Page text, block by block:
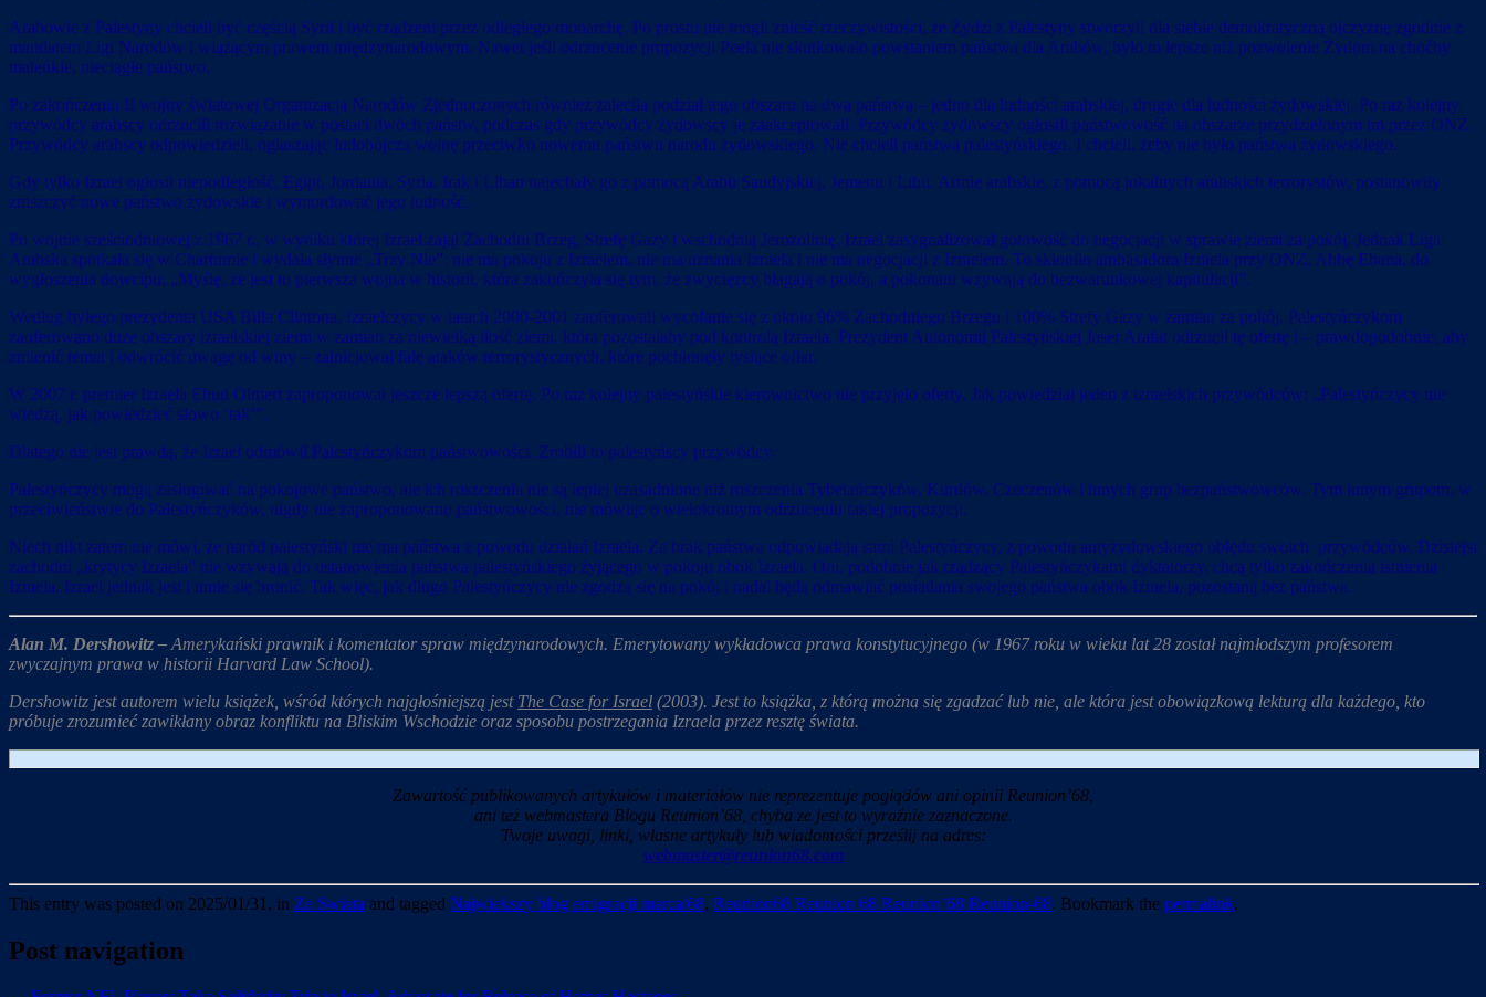
Arabowie z Palestyny chcieli być częścią Syrii i być rządzeni przez odległego monarchę. Po prostu nie mogli znieść rzeczywistości, że Żydzi z Palestyny stworzyli dla siebie demokratyczną ojczyznę zgodnie z
mandatem Ligi Narodów i wiążącym prawem międzynarodowym. Nawet jeśli odrzucenie propozycji Peela nie skutkowało powstaniem państwa dla Arabów, było to lepsze niż pozwolenie Żydom na choćby
maleńkie, nieciągłe państwo.
Po zakończeniu II wojny światowej Organizacja Narodów Zjednoczonych również zaleciła podział tego obszaru na dwa państwa – jedno dla ludności arabskiej, drugie dla ludności żydowskiej. Po raz kolejny
przywódcy arabscy odrzucili rozwiązanie w postaci dwóch państw, podczas gdy przywódcy żydowscy je zaakceptowali. Przywódcy żydowscy ogłosili państwowość na obszarze przydzielonym im przez ONZ.
Przywódcy arabscy odpowiedzieli, ogłaszając ludobójczą wojnę przeciwko nowemu państwu narodu żydowskiego. Nie chcieli państwa palestyńskiego. I chcieli, żeby nie było państwa żydowskiego.
Gdy tylko Izrael ogłosił niepodległość, Egipt, Jordania, Syria, Irak i Liban najechały go z pomocą Arabii Saudyjskiej, Jemenu i Libii. Armie arabskie, z pomocą lokalnych arabskich terrorystów, postanowiły
zniszczyć nowe państwo żydowskie i wymordować jego ludność.
Po wojnie sześciodniowej z 1967 r., w wyniku której Izrael zajął Zachodni Brzeg, Strefę Gazy i wschodnią Jerozolimę, Izrael zasygnalizował gotowość do negocjacji w sprawie ziemi za pokój. Jednak Liga
Arabska spotkała się w Chartumie i wydała słynne „Trzy Nie”: nie ma pokoju z Izraelem, nie ma uznania Izraela i nie ma negocjacji z Izraelem. To skłoniło ambasadora Izraela przy ONZ, Abbę Ebana, do
wygłoszenia dowcipu: „Myślę, że jest to pierwsza wojna w historii, która zakończyła się tym, że zwycięzcy błagają o pokój, a pokonani wzywają do bezwarunkowej kapitulacji”.
Według byłego prezydenta USA Billa Clintona, Izraelczycy w latach 2000-2001 zaoferowali wycofanie się z około 96% Zachodniego Brzegu i 100% Strefy Gazy w zamian za pokój. Palestyńczykom
zaoferowano duże obszary izraelskiej ziemi w zamian za niewielką ilość ziemi, która pozostałaby pod kontrolą Izraela. Prezydent Autonomii Palestyńskiej Jaser Arafat odrzucił tę ofertę i – prawdopodobnie, aby
zmienić temat i odwrócić uwagę od winy – zainicjował falę ataków terrorystycznych, które pochłonęły tysiące ofiar.
W 2007 r. premier Izraela Ehud Olmert zaproponował jeszcze lepszą ofertę. Po raz kolejny palestyńskie kierownictwo nie przyjęło oferty. Jak powiedział jeden z izraelskich przywódców: „Palestyńczycy nie
wiedzą, jak powiedzieć słowo ‘tak’”.
Dlatego nie jest prawdą, że Izrael odmówił Palestyńczykom państwowości. Zrobili to palestyńscy przywódcy.
Palestyńczycy mogą zasługiwać na pokojowe państwo, ale ich roszczenia nie są lepiej uzasadnione niż roszczenia Tybetańczyków, Kurdów, Czeczenów i innych grup bezpaństwowców. Tym innym grupom, w
przeciwieństwie do Palestyńczyków, nigdy nie zaproponowano państwowości, nie mówiąc o wielokrotnym odrzuceniu takiej propozycji.
Niech nikt zatem nie mówi, że naród palestyński nie ma państwa z powodu działań Izraela. Za brak państwa odpowiadają sami Palestyńczycy, z powodu antyżydowskiego obłędu swoich przywódców. Dzisiejsi
zachodni „krytycy Izraela” nie wzywają do ustanowienia państwa palestyńskiego żyjącego w pokoju obok Izraela. Oni, podobnie jak rządzący Palestyńczykami dyktatorzy, chcą tylko zakończenia istnienia
Izraela. Izrael jednak jest i umie się bronić. Tak więc, jak długo Palestyńczycy nie zgodzą się na pokój i nadal będą odmawiać posiadania swojego państwa obok Izraela, pozostaną bez państwa.
Alan M. Dershowitz – Amerykański prawnik i komentator spraw międzynarodowych. Emerytowany wykładowca prawa konstytucyjnego (w 1967 roku w wieku lat 28 został najmłodszym profesorem
zwyczajnym prawa w historii Harvard Law School).
Dershowitz jest autorem wielu książek, wśród których najgłośniejszą jest The Case for Israel (2003). Jest to książka, z którą można się zgadzać lub nie, ale która jest obowiązkową lekturą dla każdego, kto
próbuje zrozumieć zawikłany obraz konfliktu na Bliskim Wschodzie oraz sposobu postrzegania Izraela przez resztę świata.
Zawartość publikowanych artykułów i materiałów nie reprezentuje poglądów ani opinii Reunion’68,
ani też webmastera Blogu Reunion’68, chyba ze jest to wyraźnie zaznaczone.
Twoje uwagi, linki, własne artykuły lub wiadomości prześlij na adres:
webmaster@reunion68.com
This entry was posted on 2025/01/31, in Ze Swiata and tagged Najwiekszy blog emigracji marca'68, Reunion68 Reunion 68 Reunion’68 Reunion-68. Bookmark the permalink.
Post navigation